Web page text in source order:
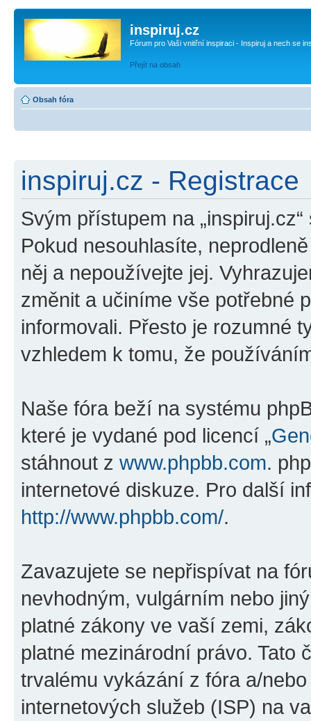
inspiruj.cz
Fórum pro Vaši vnitřní inspiraci - Inspiruj a nech se
Přejít na obsah
Obsah fóra
inspiruj.cz - Registrace
Svým přístupem na
Pokud nesouhlasíte,
něj a nepoužívejte jej.
změnit a učiníme vše potřebné
informovali. Přesto je rozumné
vzhledem k tomu, že
Naše fóra beží na systému
které je vydané pod licencí „
stáhnout z www.phpbb.com.
internetové diskuze. Pro další
http://www.phpbb.com/.
Zavazujete se nepřispívat na
nevhodným, vulgárním nebo
platné zákony ve vaší zemi,
platné mezinárodní právo. Tato
trvalému vykázání z fóra a/
internetových služeb (ISP) na